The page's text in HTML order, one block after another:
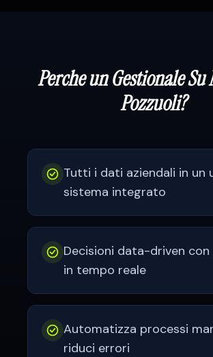
Perche un Gestionale Su
Pozzuoli?
Tutti i dati aziendali in un
sistema integrato
Decisioni data-driven
in tempo reale
Automatizza processi
riduci errori